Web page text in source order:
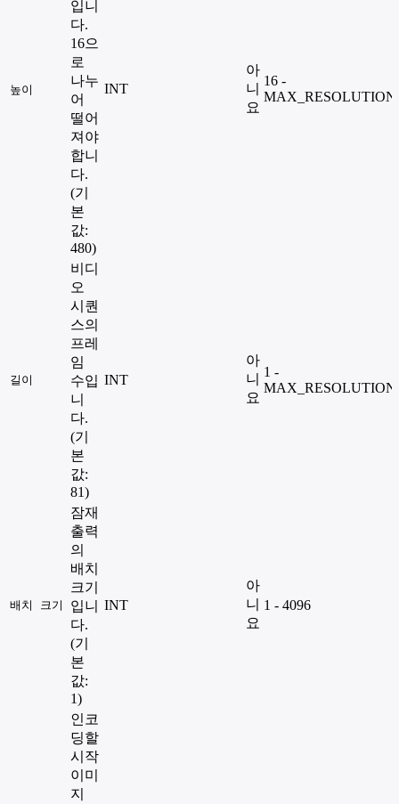
높이
입니
다.
16으
로
나누
어
떨어
져야
합니
다.
(기
본
값:
480)
INT
아
니
요
16 -
MAX_RESOLUTION
길이
비디
오
시퀀
스의
프레
임
수입
니
다.
(기
본
값:
81)
INT
아
니
요
1 -
MAX_RESOLUTION
배치 크기
잠재
출력
의
배치
크기
입니
다.
(기
본
값:
1)
INT
아
니
요
1 - 4096
인코
딩할
시작
이미
지